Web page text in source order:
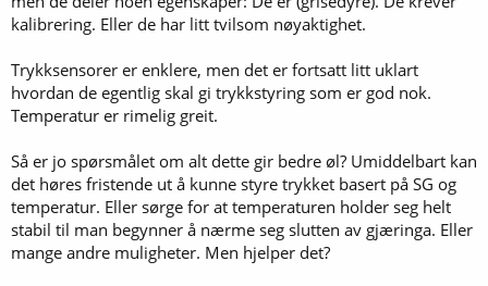
kalibrering. Eller de har litt tvilsom nøyaktighet.
Trykksensorer er enklere, men det er fortsatt litt uklart
hvordan de egentlig skal gi trykkstyring som er god nok.
Temperatur er rimelig greit.
Så er jo spørsmålet om alt dette gir bedre øl? Umiddelbart kan
det høres fristende ut å kunne styre trykket basert på SG og
temperatur. Eller sørge for at temperaturen holder seg helt
stabil til man begynner å nærme seg slutten av gjæringa. Eller
mange andre muligheter. Men hjelper det?